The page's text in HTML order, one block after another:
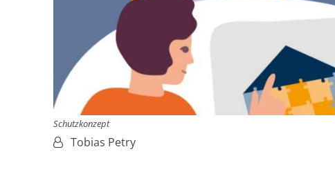
Schutzkonzept
Von:Tobias Petry